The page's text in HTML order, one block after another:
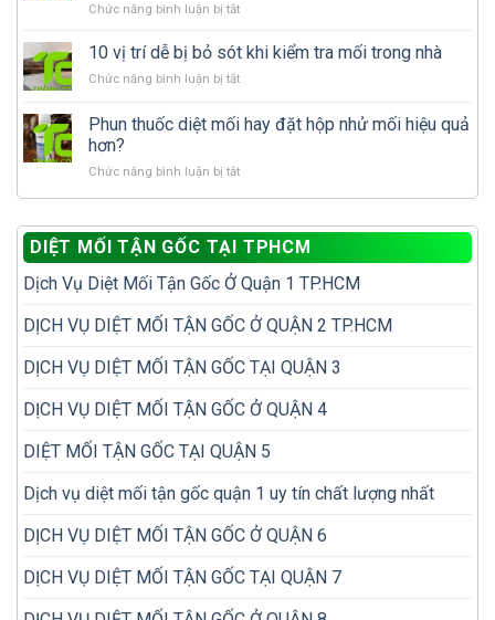
phải
đã
cần
gì
tránh
phát?
Chức năng bình luận bị tắtở
xử
mối
phát
phải
diệt
diệt
lại
lần
10 vị trí dễ bị bỏ sót khi kiểm tra mối trong nhà
Chức năng bình luận bị tắtở
vị
trí
bị
khi
kiểm
tra
mối
nhà
Phun thuốc diệt mối hay đặt hộp nhử mối hiệu quả
hơn?
Chức năng bình luận bị tắtở
diệt
mối
hay
đặt
nhử
hiệu
quả
hơn?
DIỆT MỐI TẬN GỐC TẠI TPHCM
Dịch Vụ Diệt Mối Tận Gốc Ở Quận 1 TP.HCM
DỊCH VỤ DIỆT MỐI TẬN GỐC Ở QUẬN 2 TP.HCM
DỊCH VỤ DIỆT MỐI TẬN GỐC TẠI QUẬN 3
DỊCH VỤ DIỆT MỐI TẬN GỐC Ở QUẬN 4
DIỆT MỐI TẬN GỐC TẠI QUẬN 5
Dịch vụ diệt mối tận gốc quận 1 uy tín chất lượng nhất
DỊCH VỤ DIỆT MỐI TẬN GỐC Ở QUẬN 6
DỊCH VỤ DIỆT MỐI TẬN GỐC TẠI QUẬN 7